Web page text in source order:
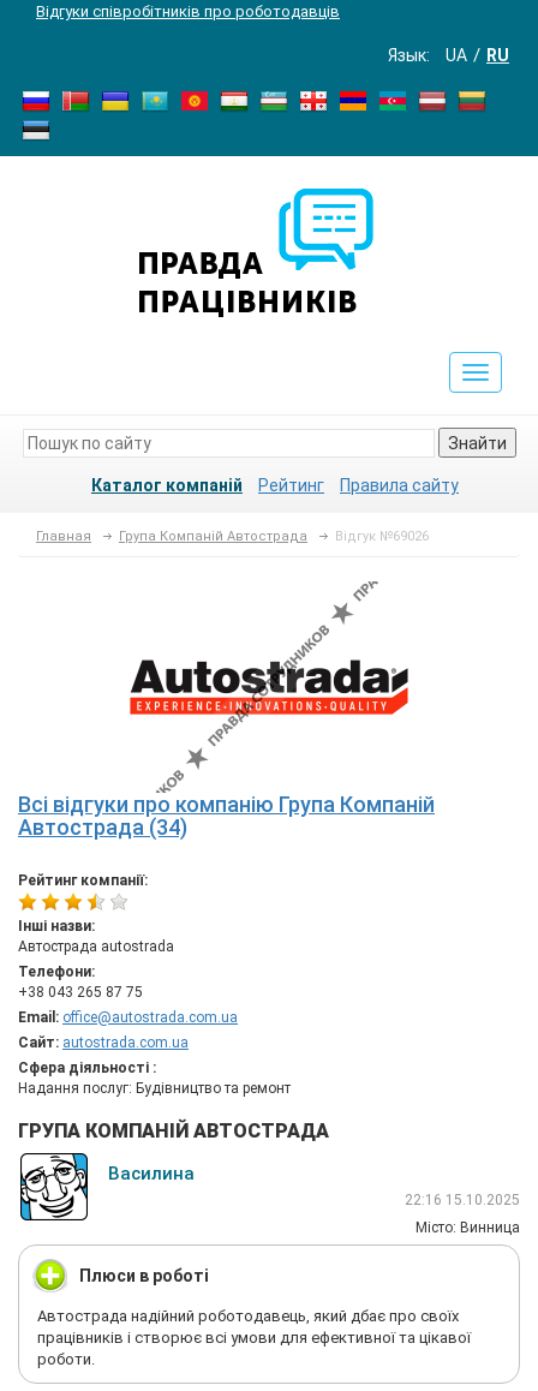
Відгуки співробітників про роботодавців
Язык: UA RU
Toggle
Знайти
Каталог компаній Рейтинг Правила сайту
Главная Група Компаній Автострада Відгук №69026
Всі відгуки про компанію Група Компаній
Автострада (34)
Рейтинг компанії:
Інші назви:
Автострада autostrada
Телефони:
+38 043 265 87 75
Email: office@autostrada.com.ua
Сайт: autostrada.com.ua
Сфера діяльності :
Надання послуг: Будівництво та ремонт
ГРУПА КОМПАНІЙ АВТОСТРАДА
Василина
22:16 15.10.2025
Мiсто: Винница
Плюси в роботі
Автострада надійний роботодавець, який дбає про своїх
працівників і створює всі умови для ефективної та цікавої
роботи.